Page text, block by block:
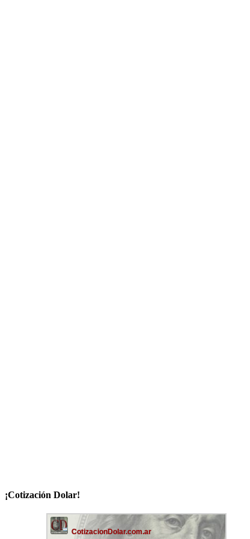
¡Cotización Dolar!